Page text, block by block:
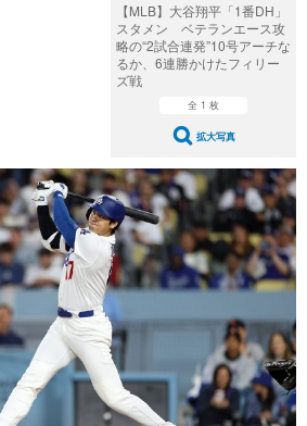
【MLB】大谷翔平「1番DH」
スタメン ベテランエース攻
略の“2試合連発”10号アーチな
るか、6連勝かけたフィリー
ズ戦
全 1 枚
拡大写真